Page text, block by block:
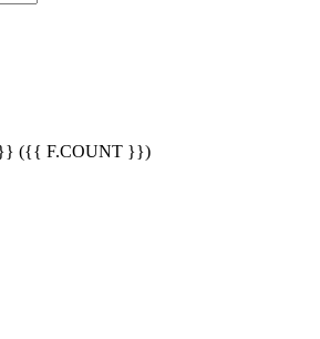
({{ F.COUNT }})